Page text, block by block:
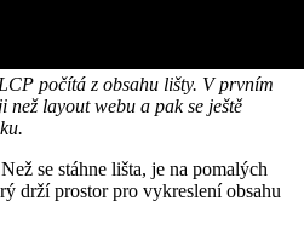
počítá z obsahu lišty. V prvním
než layout webu a pak se ještě
se stáhne lišta, je na pomalých
drží prostor pro vykreslení obsahu